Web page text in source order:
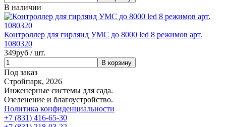
В наличии
Контроллер для гирлянд УМС до 8000 led 8 режимов арт.
1080320
349руб / шт.
Под заказ
Стройпарк, 2026
Инженерные системы для сада.
Озеленение и благоустройство.
Политика конфиденциальности
+7 (831) 416-65-30